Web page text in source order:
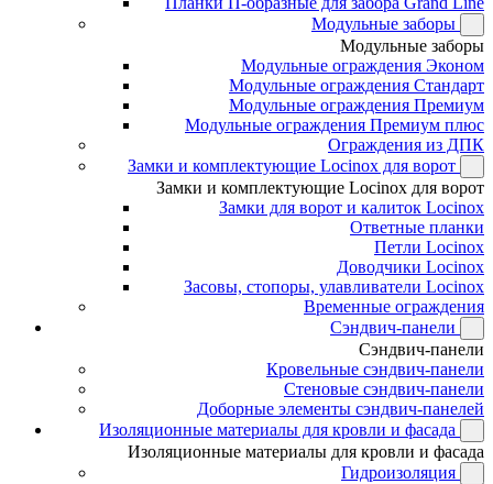
Модульные заборы
Модульные заборы
Модульные ограждения Эконом
Модульные ограждения Стандарт
Модульные ограждения Премиум
Модульные ограждения Премиум плюс
Ограждения из ДПК
Замки и комплектующие Locinox для ворот
Замки и комплектующие Locinox для ворот
Замки для ворот и калиток Locinox
Ответные планки
Петли Locinox
Доводчики Locinox
Засовы, стопоры, улавливатели Locinox
Временные ограждения
Сэндвич-панели
Сэндвич-панели
Кровельные сэндвич-панели
Стеновые сэндвич-панели
Доборные элементы сэндвич-панелей
Изоляционные материалы для кровли и фасада
Изоляционные материалы для кровли и фасада
Гидроизоляция